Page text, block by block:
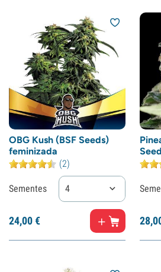
OBG Kush (BSF Seeds)
feminizada
(2)
Sementes 4
24,00€ 28,